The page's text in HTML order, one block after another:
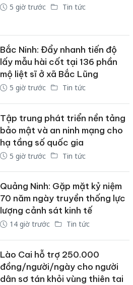
5 giờ trước Tin tức
Bắc Ninh: Đẩy nhanh tiến độ
lấy mẫu hài cốt tại 136 phần
mộ liệt sĩ ở xã Bắc Lũng
5 giờ trước Tin tức
Tập trung phát triển nền tảng
bảo mật và an ninh mạng cho
hạ tầng số quốc gia
5 giờ trước Tin tức
Quảng Ninh: Gặp mặt kỷ niệm
70 năm ngày truyền thống lực
lượng cảnh sát kinh tế
14 giờ trước Tin tức
Lào Cai hỗ trợ 250.000
đồng/người/ngày cho người
dân sơ tán khỏi vùng thiên tai